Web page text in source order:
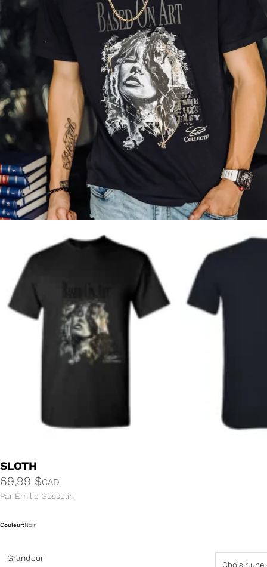
SLOTH
69,99 $CAD
Par Émilie Gosselin
Couleur:Noir
Grandeur